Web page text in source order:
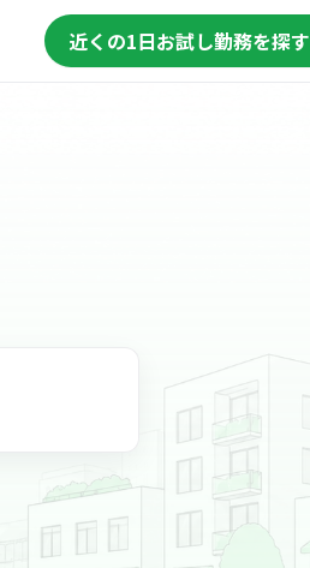
近くの1日お試し勤務を探す